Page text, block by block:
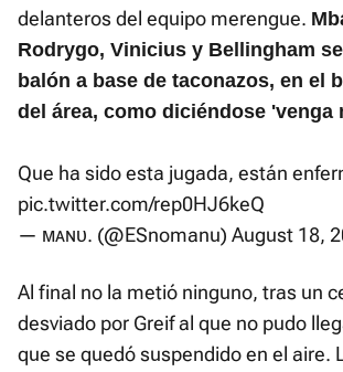
delanteros del equipo merengue.
Rodrygo, Vinicius y Bellingham se
balón a base de taconazos, en el
del área, como diciéndose 'venga
Que ha sido esta jugada, están
pic.twitter.com/rep0HJ6keQ
— ᴍᴀɴᴜ. (@ESnomanu) August 18,
Al final no la metió ninguno, tras un
desviado por Greif al que no pudo
que se quedó suspendido en el aire.